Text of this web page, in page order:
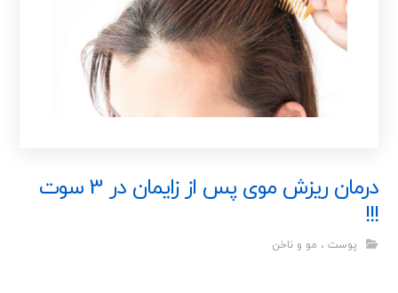
درمان ریزش موی پس از زایمان در 3 سوت
!!!
پوست ، مو و ناخن